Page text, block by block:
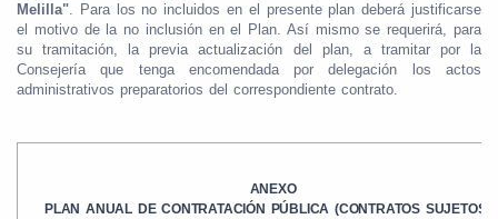
Melilla". Para los no incluidos en el presente plan deberá justificarse
el motivo de la no inclusión en el Plan. Así mismo se requerirá, para
su tramitación, la previa actualización del plan, a tramitar por la
Consejería que tenga encomendada por delegación los actos
administrativos preparatorios del correspondiente contrato.
ANEXO
PLAN ANUAL DE CONTRATACIÓN PÚBLICA (CONTRATOS SUJETOS